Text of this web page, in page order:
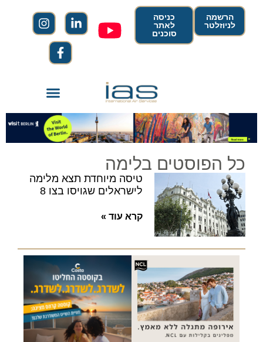
הרשמה
לניוזלטר
כניסה
לאתר
סוכנים
כל הפוסטים בלימה
טיסה מיוחדת תצא מלימה
לישראלים שגויסו בצו 8
קרא עוד »